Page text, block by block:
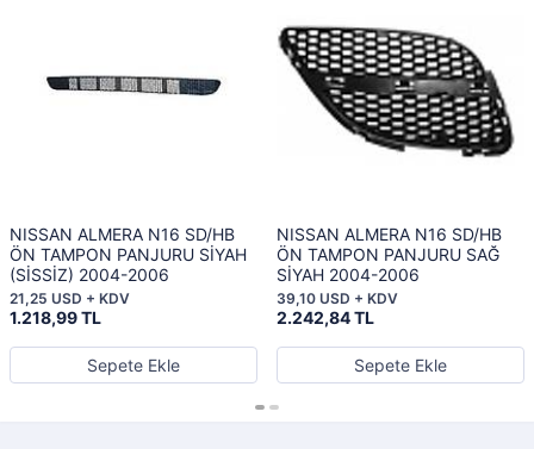
NISSAN ALMERA N16 SD/HB
ÖN TAMPON PANJURU SİYAH
(SİSSİZ) 2004-2006
1.218,99 TL
21,25 USD + KDV
Sepete Ekle
NISSAN ALMERA N16 SD/HB
ÖN TAMPON PANJURU SAĞ
SİYAH 2004-2006
2.242,84 TL
39,10 USD + KDV
Sepete Ekle